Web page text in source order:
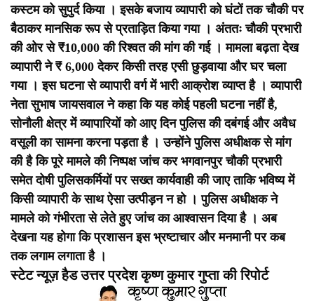
कस्टम को सुपुर्द किया । इसके बजाय व्यापारी को घंटों तक चौकी पर
बैठाकर मानसिक रूप से प्रताड़ित किया गया । अंततः चौकी प्रभारी
की ओर से ₹10,000 की रिश्वत की मांग की गई । मामला बढ़ता देख
व्यापारी ने ₹ 6,000 देकर किसी तरह एसी छुड़वाया और घर चला
गया ।इस घटना से व्यापारी वर्ग में भारी आक्रोश व्याप्त है । व्यापारी
नेता सुभाष जायसवाल ने कहा कि यह कोई पहली घटना नहीं है,
सोनौली क्षेत्र में व्यापारियों को आए दिन पुलिस की दबंगई और अवैध
वसूली का सामना करना पड़ता है । उन्होंने पुलिस अधीक्षक से मांग
की है कि पूरे मामले की निष्पक्ष जांच कर भगवानपुर चौकी प्रभारी
समेत दोषी पुलिसकर्मियों पर सख्त कार्यवाही की जाए ताकि भविष्य में
किसी व्यापारी के साथ ऐसा उत्पीड़न न हो । पुलिस अधीक्षक ने
मामले को गंभीरता से लेते हुए जांच का आश्वासन दिया है । अब
देखना यह होगा कि प्रशासन इस भ्रष्टाचार और मनमानी पर कब
तक लगाम लगाता है ।
स्टेट न्यूज़ हैड उत्तर प्रदेश कृष्ण कुमार गुप्ता की रिपोर्ट